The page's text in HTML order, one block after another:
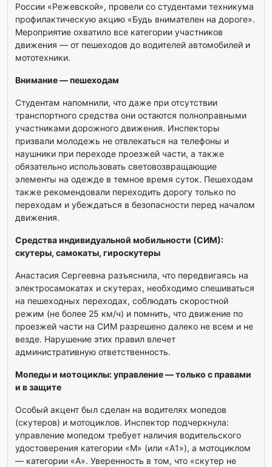
России «Режевской», провели со студентами техникума
профилактическую акцию «Будь внимателен на дороге».
Мероприятие охватило все категории участников
движения — от пешеходов до водителей автомобилей и
мототехники.
Внимание — пешеходам
Студентам напомнили, что даже при отсутствии
транспортного средства они остаются полноправными
участниками дорожного движения. Инспекторы
призвали молодежь не отвлекаться на телефоны и
наушники при переходе проезжей части, а также
обязательно использовать световозвращающие
элементы на одежде в темное время суток. Пешеходам
также рекомендовали переходить дорогу только по
переходам и убеждаться в безопасности перед началом
движения.
Средства индивидуальной мобильности (СИМ):
скутеры, самокаты, гироскутеры
Анастасия Сергеевна разъяснила, что передвигаясь на
электросамокатах и скутерах, необходимо спешиваться
на пешеходных переходах, соблюдать скоростной
режим (не более 25 км/ч) и помнить, что движение по
проезжей части на СИМ разрешено далеко не всем и не
везде. Нарушение этих правил влечет
административную ответственность.
Мопеды и мотоциклы: управление — только с правами
и в защите
Особый акцент был сделан на водителях мопедов
(скутеров) и мотоциклов. Инспектор подчеркнула:
управление мопедом требует наличия водительского
удостоверения категории «М» (или «А1»), а мотоциклом
— категории «А». Уверенность в том, что «скутер не